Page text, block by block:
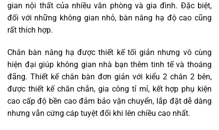
gian nội thất của nhiều văn phòng và gia đình. Đặc biệt,
đối với những không gian nhỏ, bàn nâng hạ độ cao cũng
rất thích hợp.
Chân bàn nâng hạ được thiết kế tối giản nhưng vô cùng
hiện đại giúp không gian nhà bạn thêm tinh tế và thoáng
đãng. Thiết kế chân bàn đơn giản với kiểu 2 chân 2 bên,
được thiết kế chăn chắn, gia công tỉ mỉ, kết hợp phụ kiện
cao cấp độ bền cao đảm bảo vận chuyển, lắp đặt dễ dàng
nhưng vẫn cứng cáp tuyệt đối khi lên chiều cao nhất.